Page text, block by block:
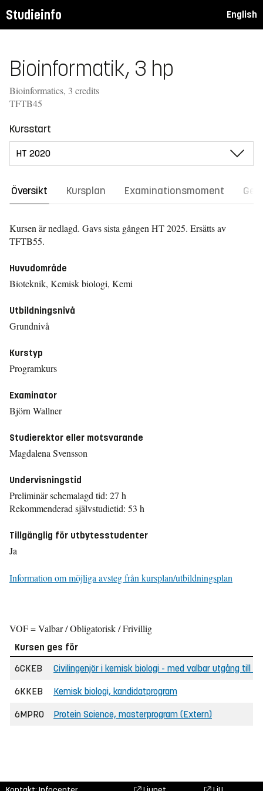
Studieinfo English
Bioinformatik, 3 hp
Bioinformatics, 3 credits
TFTB45
Kursstart
Översikt Kursplan Examinationsmoment
Kursen är nedlagd. Gavs sista gången HT 2025. Ersätts av
TFTB55.
Huvudområde
Bioteknik, Kemisk biologi, Kemi
Utbildningsnivå
Grundnivå
Kurstyp
Programkurs
Examinator
Björn Wallner
Studierektor eller motsvarande
Magdalena Svensson
Undervisningstid
Preliminär schemalagd tid: 27 h
Rekommenderad självstudietid: 53 h
Tillgänglig för utbytesstudenter
Ja
Information om möjliga avsteg från kursplan/utbildningsplan
VOF = Valbar / Obligatorisk / Frivillig
Kursen ges för
6CKEB
Civilingenjör i kemisk biologi - med valbar utgång till
6KKEB Kemisk biologi, kandidatprogram
6MPRO Protein Science, masterprogram (Extern)